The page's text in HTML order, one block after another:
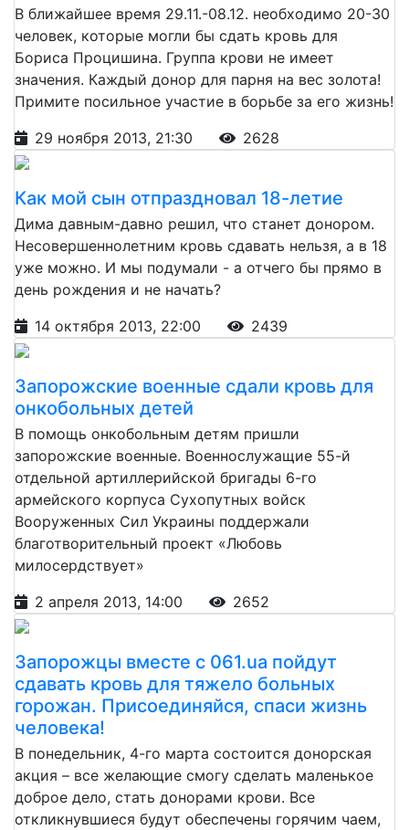
В ближайшее время 29.11.-08.12. необходимо 20-30
человек, которые могли бы сдать кровь для
Бориса Процишина. Группа крови не имеет
значения. Каждый донор для парня на вес золота!
Примите посильное участие в борьбе за его жизнь!
29 ноября 2013, 21:30
2628
Как мой сын отпраздновал 18-летие
Дима давным-давно решил, что станет донором.
Несовершеннолетним кровь сдавать нельзя, а в 18
уже можно. И мы подумали - а отчего бы прямо в
день рождения и не начать?
14 октября 2013, 22:00
2439
Запорожские военные сдали кровь для
онкобольных детей
В помощь онкобольным детям пришли
запорожские военные. Военнослужащие 55-й
отдельной артиллерийской бригады 6-го
армейского корпуса Сухопутных войск
Вооруженных Сил Украины поддержали
благотворительный проект «Любовь
милосердствует»
2 апреля 2013, 14:00
2652
Запорожцы вместе с 061.ua пойдут
сдавать кровь для тяжело больных
горожан. Присоединяйся, спаси жизнь
человека!
В понедельник, 4-го марта состоится донорская
акция – все желающие смогу сделать маленькое
доброе дело, стать донорами крови. Все
откликнувшиеся будут обеспечены горячим чаем,